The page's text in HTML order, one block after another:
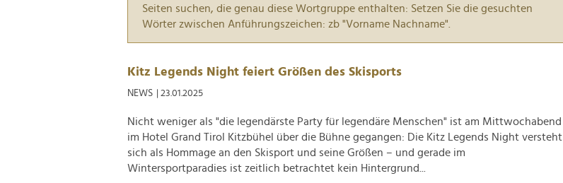
Seiten suchen, die genau diese Wortgruppe enthalten: Setzen Sie die gesuchten
Wörter zwischen Anführungszeichen: zb "Vorname Nachname".
Kitz Legends Night feiert Größen des Skisports
NEWS | 23.01.2025
Nicht weniger als "die legendärste Party für legendäre Menschen" ist am Mittwochabend
im Hotel Grand Tirol Kitzbühel über die Bühne gegangen: Die Kitz Legends Night versteht
sich als Hommage an den Skisport und seine Größen – und gerade im
Wintersportparadies ist zeitlich betrachtet kein Hintergrund...